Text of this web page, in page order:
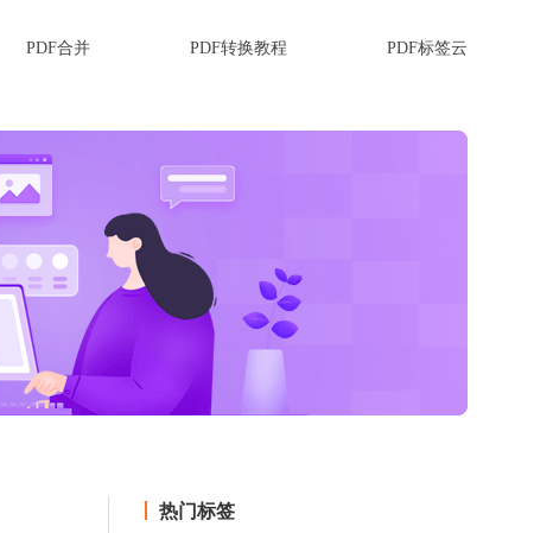
PDF合并 PDF转换教程 PDF标签云
热门标签